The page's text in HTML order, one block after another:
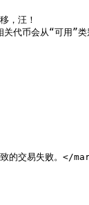
，汪！
币会从“可用”类
的交易失败。</